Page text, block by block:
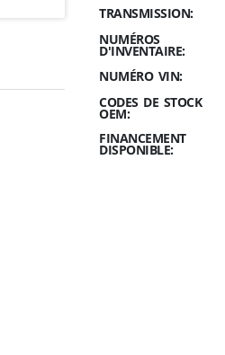
TRANSMISSION:
NUMÉROS
D'INVENTAIRE:
NUMÉRO VIN:
CODES DE STOCK
OEM:
FINANCEMENT
DISPONIBLE: